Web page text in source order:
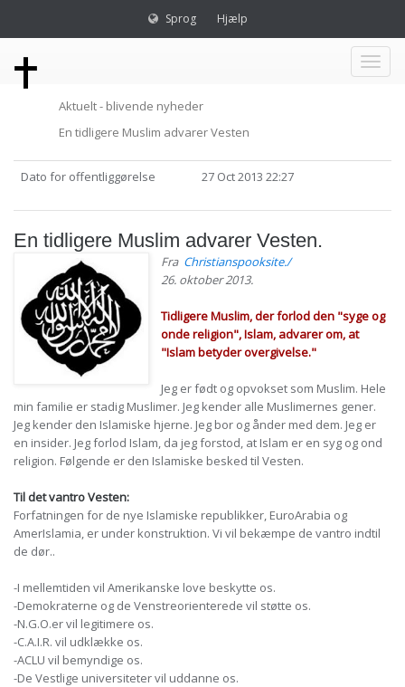
Sprog Hjælp
Toggle
Aktuelt - blivende nyheder
En tidligere Muslim advarer Vesten
Dato for offentliggørelse 27 Oct 2013 22:27
En tidligere Muslim advarer Vesten.
Fra Christianspooksite./
26. oktober 2013.
Tidligere Muslim, der forlod den "syge og
onde religion", Islam, advarer om, at
"Islam betyder overgivelse."
Jeg er født og opvokset som Muslim. Hele
min familie er stadig Muslimer. Jeg kender alle Muslimernes gener.
Jeg kender den Islamiske hjerne. Jeg bor og ånder med dem. Jeg er
en insider. Jeg forlod Islam, da jeg forstod, at Islam er en syg og ond
religion. Følgende er den Islamiske besked til Vesten.
Til det vantro Vesten:
Forfatningen for de nye Islamiske republikker, EuroArabia og
AmerIslamia, er under konstruktion. Vi vil bekæmpe de vantro indtil
de dør..
-I mellemtiden vil Amerikanske love beskytte os.
-Demokraterne og de Venstreorienterede vil støtte os.
-N.G.O.er vil legitimere os.
-C.A.I.R. vil udklække os.
-ACLU vil bemyndige os.
-De Vestlige universiteter vil uddanne os.